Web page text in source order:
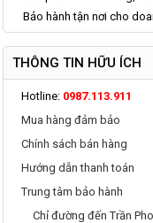
Bảo hành tận nơi cho
THÔNG TIN HỮU ÍCH
Hotline: 0987.113.911
Mua hàng đảm bảo
Chính sách bán hàng
Hướng dẫn thanh toán
Trung tâm bảo hành
Chỉ đường đến Trần